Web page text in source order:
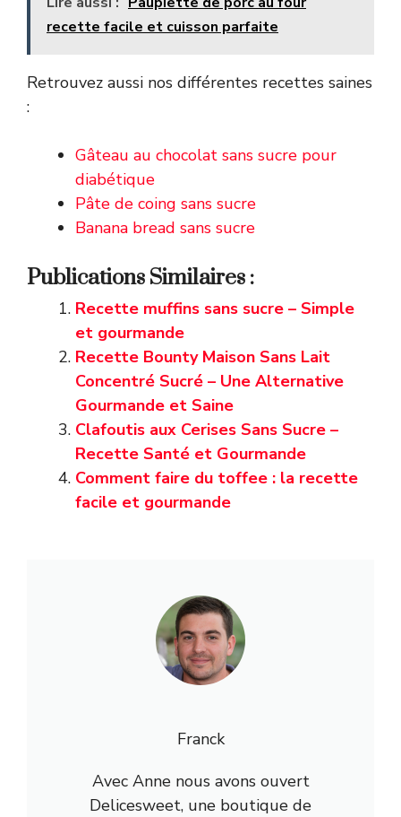
recette facile et cuisson parfaite
Retrouvez aussi nos différentes recettes saines
:
Gâteau au chocolat sans sucre pour
diabétique
Pâte de coing sans sucre
Banana bread sans sucre
Publications Similaires :
Recette muffins sans sucre – Simple
et gourmande
Recette Bounty Maison Sans Lait
Concentré Sucré – Une Alternative
Gourmande et Saine
Clafoutis aux Cerises Sans Sucre –
Recette Santé et Gourmande
Comment faire du toffee : la recette
facile et gourmande
Franck
Avec Anne nous avons ouvert
Delicesweet, une boutique de